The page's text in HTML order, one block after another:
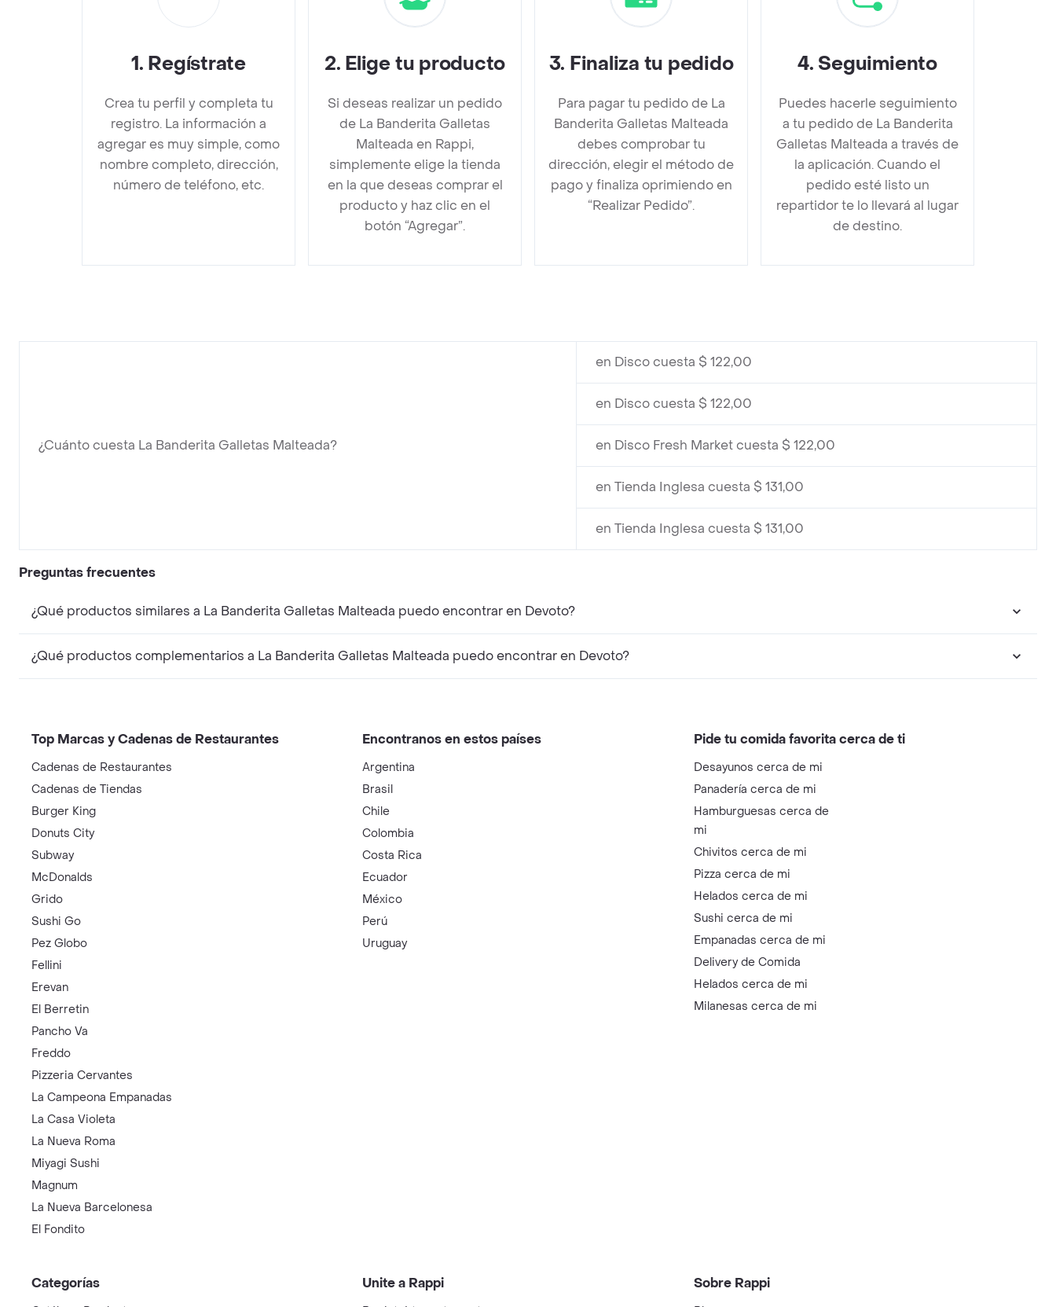
1. Regístrate
Crea tu perfil y completa tu
registro. La información a
agregar es muy simple, como
nombre completo, dirección,
número de teléfono, etc.
2. Elige tu producto
Si deseas realizar un pedido
de La Banderita Galletas
Malteada en Rappi,
simplemente elige la tienda
en la que deseas comprar el
producto y haz clic en el
botón “Agregar”.
3. Finaliza tu pedido
Para pagar tu pedido de La
Banderita Galletas Malteada
debes comprobar tu
dirección, elegir el método de
pago y finaliza oprimiendo en
“Realizar Pedido”.
4. Seguimiento
Puedes hacerle seguimiento
a tu pedido de La Banderita
Galletas Malteada a través de
la aplicación. Cuando el
pedido esté listo un
repartidor te lo llevará al lugar
de destino.
¿Cuánto cuesta La Banderita Galletas Malteada?
en Disco cuesta $ 122,00
en Disco cuesta $ 122,00
en Disco Fresh Market cuesta $ 122,00
en Tienda Inglesa cuesta $ 131,00
en Tienda Inglesa cuesta $ 131,00
Preguntas frecuentes
¿Qué productos similares a La Banderita Galletas Malteada puedo encontrar en Devoto?
¿Qué productos complementarios a La Banderita Galletas Malteada puedo encontrar en Devoto?
Top Marcas y Cadenas de Restaurantes
Cadenas de Restaurantes
Cadenas de Tiendas
Burger King
Donuts City
Subway
McDonalds
Grido
Sushi Go
Pez Globo
Fellini
Erevan
El Berretin
Pancho Va
Freddo
Pizzeria Cervantes
La Campeona Empanadas
La Casa Violeta
La Nueva Roma
Miyagi Sushi
Magnum
La Nueva Barcelonesa
El Fondito
Encontranos en estos países
Argentina
Brasil
Chile
Colombia
Costa Rica
Ecuador
México
Perú
Uruguay
Pide tu comida favorita cerca de ti
Desayunos cerca de mi
Panadería cerca de mi
Hamburguesas cerca de
mi
Chivitos cerca de mi
Pizza cerca de mi
Helados cerca de mi
Sushi cerca de mi
Empanadas cerca de mi
Delivery de Comida
Helados cerca de mi
Milanesas cerca de mi
Categorías Unite a Rappi Sobre Rappi